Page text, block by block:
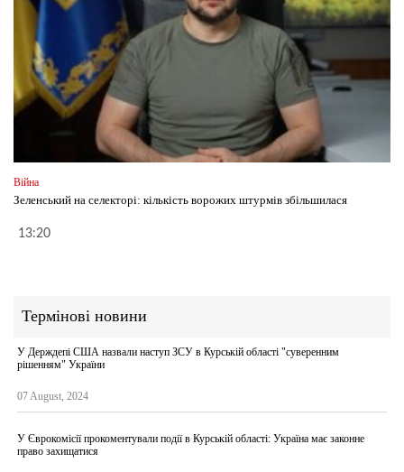
Війна
Зеленський на селекторі: кількість ворожих штурмів збільшилася
13:20
Термінові новини
У Держдепі США назвали наступ ЗСУ в Курській області "суверенним
рішенням" України
07 August, 2024
У Єврокомісії прокоментували події в Курській області: Україна має законне
право захищатися